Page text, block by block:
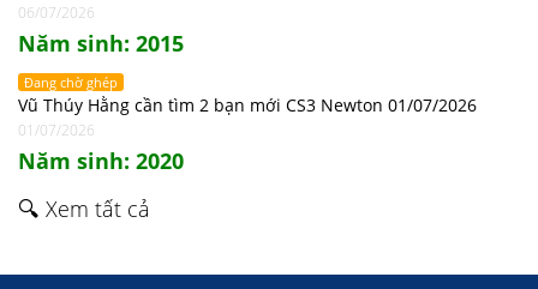
06/07/2026
Năm sinh: 2015
Đang chờ ghép
Vũ Thúy Hằng cần tìm 2 bạn mới CS3 Newton 01/07/2026
01/07/2026
Năm sinh: 2020
🔍 Xem tất cả